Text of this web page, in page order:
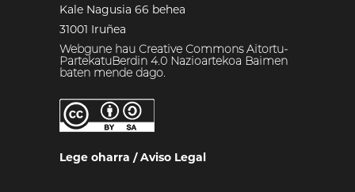
Kale Nagusia 66 behea
31001 Iruñea
Webgune hau Creative Commons Aitortu-
PartekatuBerdin 4.0 Nazioartekoa Baimen
baten mende dago.
Lege oharra /Aviso Legal